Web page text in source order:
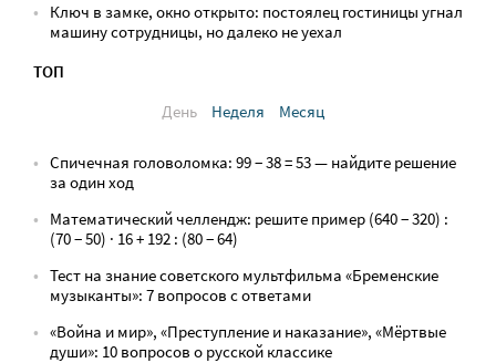
Ключ в замке, окно открыто: постоялец гостиницы угнал
машину сотрудницы, но далеко не уехал
ТОП
День
Неделя Месяц
Спичечная головоломка: 99 − 38 = 53 — найдите решение
за один ход
Математический челлендж: решите пример (640 − 320) :
(70 − 50) · 16 + 192 : (80 − 64)
Тест на знание советского мультфильма «Бременские
музыканты»: 7 вопросов с ответами
«Война и мир», «Преступление и наказание», «Мёртвые
души»: 10 вопросов о русской классике